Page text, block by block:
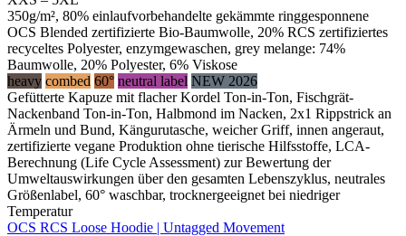
350g/m², 80% einlaufvorbehandelte gekämmte ringgesponnene
OCS Blended zertifizierte Bio-Baumwolle, 20% RCS zertifiziertes
recyceltes Polyester, enzymgewaschen, grey melange: 74%
Baumwolle, 20% Polyester, 6% Viskose
heavy combed 60° neutral label NEW 2026
Gefütterte Kapuze mit flacher Kordel Ton-in-Ton, Fischgrät-
Nackenband Ton-in-Ton, Halbmond im Nacken, 2x1 Rippstrick an
Ärmeln und Bund, Kängurutasche, weicher Griff, innen angeraut,
zertifizierte vegane Produktion ohne tierische Hilfsstoffe, LCA-
Berechnung (Life Cycle Assessment) zur Bewertung der
Umweltauswirkungen über den gesamten Lebenszyklus, neutrales
Größenlabel, 60° waschbar, trocknergeeignet bei niedriger
Temperatur
OCS RCS Loose Hoodie | Untagged Movement